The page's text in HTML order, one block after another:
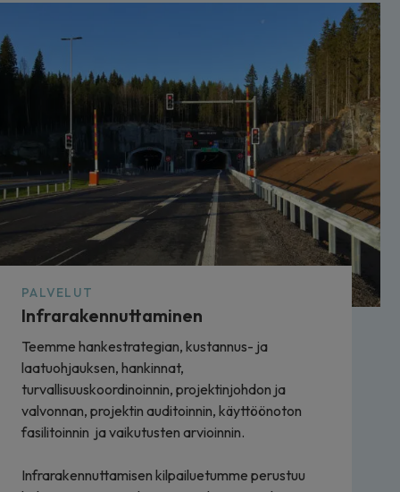
PALVELUT
Infrarakennuttaminen
Teemme hankestrategian, kustannus- ja
laatuohjauksen, hankinnat,
turvallisuuskoordinoinnin, projektinjohdon ja
valvonnan, projektin auditoinnin, käyttöönoton
fasilitoinnin ja vaikutusten arvioinnin.
Infrarakennuttamisen kilpailuetumme perustuu